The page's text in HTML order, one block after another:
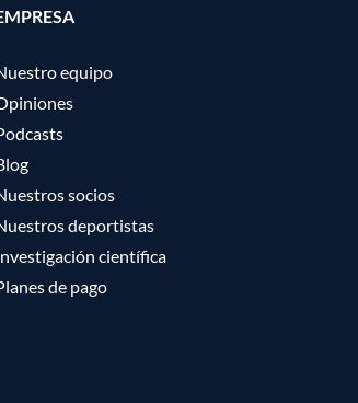
equipo
socios
deportistas
científica
de pago